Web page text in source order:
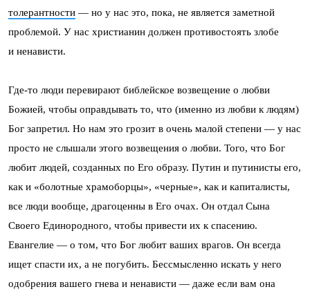
толерантности — но у нас это, пока, не является заметной
проблемой. У нас христианин должен противостоять злобе
и ненависти.
Где-то люди перевирают библейское возвещение о любви
Божией, чтобы оправдывать то, что (именно из любви к людям)
Бог запретил. Но нам это грозит в очень малой степени — у нас
просто не слышали этого возвещения о любви. Того, что Бог
любит людей, созданных по Его образу. Путин и путинисты его,
как и «болотные храмоборцы», «черные», как и капиталисты,
все люди вообще, драгоценны в Его очах. Он отдал Сына
Своего Единородного, чтобы привести их к спасению.
Евангелие — о том, что Бог любит ваших врагов. Он всегда
ищет спасти их, а не погубить. Бессмысленно искать у него
одобрения вашего гнева и ненависти — даже если вам она